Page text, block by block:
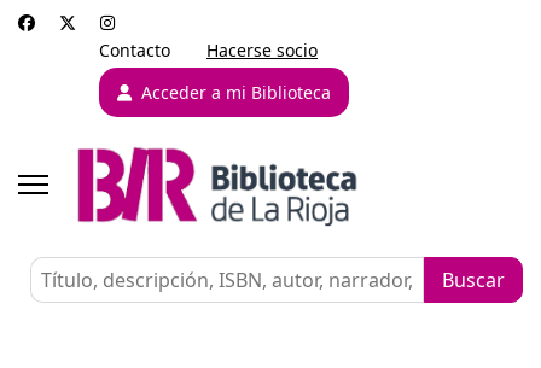
Contacto
Hacerse socio
Acceder a mi Biblioteca